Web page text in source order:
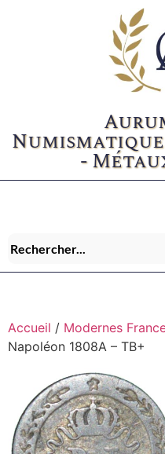
-
Accueil / Modernes
Napoléon 1808A – TB+